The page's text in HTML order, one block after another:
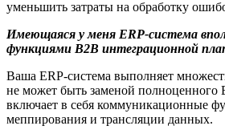
уменьшить затраты на обработку
Имеющаяся у меня ERP-система
функциями В2В интеграционной
Ваша ERP-система выполняет
не может быть заменой полноценного
включает в себя коммуникационные
меппирования и трансляции данных.